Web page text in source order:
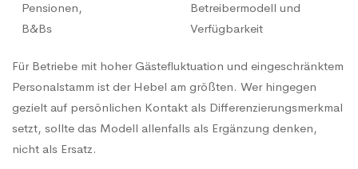
Pensionen,
B&Bs
Betreibermodell und
Verfügbarkeit
Für Betriebe mit hoher Gästefluktuation und eingeschränktem
Personalstamm ist der Hebel am größten. Wer hingegen
gezielt auf persönlichen Kontakt als Differenzierungsmerkmal
setzt, sollte das Modell allenfalls als Ergänzung denken,
nicht als Ersatz.